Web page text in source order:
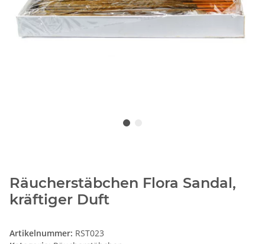
Räucherstäbchen Flora Sandal,
kräftiger Duft
Artikelnummer: RST023